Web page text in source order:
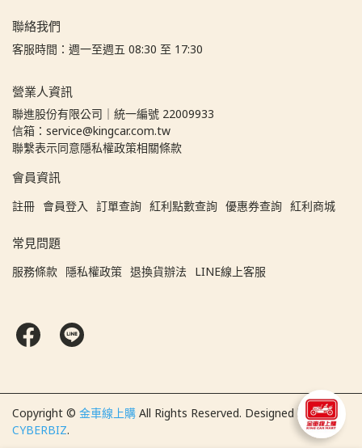
聯絡我們
客服時間：週一至週五 08:30 至 17:30
營業人資訊
聯進股份有限公司｜統一編號 22009933
信箱：service@kingcar.com.tw
聯繫表示同意隱私權政策相關條款
會員資訊
註冊 會員登入 訂單查詢 紅利點數查詢 優惠券查詢 紅利商城
常見問題
服務條款 隱私權政策 退換貨辦法 LINE線上客服
Copyright © 金車線上購 All Rights Reserved. Designed by
CYBERBIZ.